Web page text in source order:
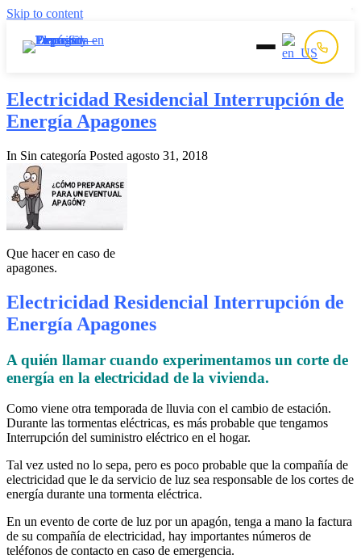
Skip to content
Inicio
Electricidad Residencial Interrupción de
Energía Apagones
In Sin categoría Posted agosto 31, 2018
Que hacer en caso de
apagones.
Electricidad Residencial Interrupción de
Energía Apagones
A quién llamar cuando experimentamos un corte de
energía en la electricidad de la vivienda.
Como viene otra temporada de lluvia con el cambio de estación.
Durante las tormentas eléctricas, es más probable que tengamos
Interrupción del suministro eléctrico en el hogar.
Tal vez usted no lo sepa, pero es poco probable que la compañía de
electricidad que le da servicio de luz sea responsable de los cortes de
energía durante una tormenta eléctrica.
En un evento de corte de luz por un apagón, tenga a mano la factura
de su compañía de electricidad, hay importantes números de
teléfonos de contacto en caso de emergencia.